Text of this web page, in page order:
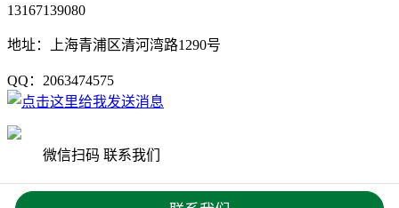
13167139080
地址：上海青浦区清河湾路1290号
QQ：2063474575
微信扫码 联系我们
Copyright © 2020 上海杨艺园林集团有限公司 版权所有沪ICP